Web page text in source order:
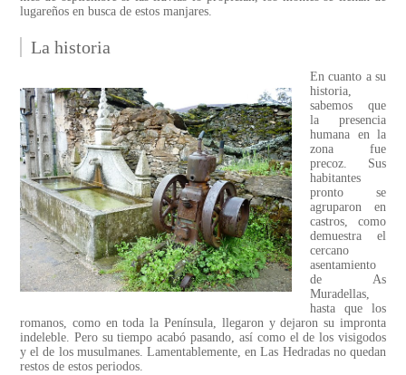
lugareños en busca de estos manjares.
La historia
En cuanto a su
historia,
sabemos que
la presencia
humana en la
zona fue
precoz. Sus
habitantes
pronto se
agruparon en
castros, como
demuestra el
cercano
asentamiento
de As
Muradellas,
hasta que los
romanos, como en toda la Península, llegaron y dejaron su impronta
indeleble. Pero su tiempo acabó pasando, así como el de los visigodos
y el de los musulmanes. Lamentablemente, en Las Hedradas no quedan
restos de estos periodos.